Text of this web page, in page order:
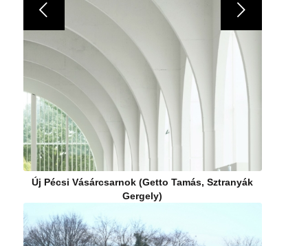
Új Pécsi Vásárcsarnok (Getto Tamás, Sztranyák
Gergely)
Következő